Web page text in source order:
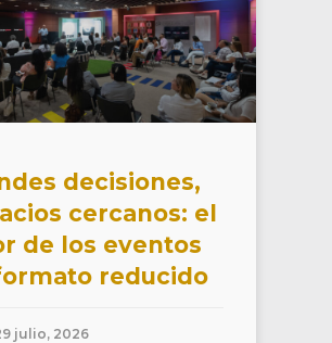
decisiones,
cercanos: el
de los eventos
reducido
julio, 2026